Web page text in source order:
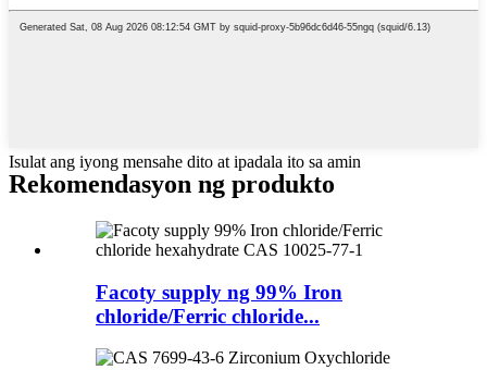
Isulat ang iyong mensahe dito at ipadala ito sa amin
Rekomendasyon ng produkto
Facoty supply ng 99% Iron
chloride/Ferric chloride...